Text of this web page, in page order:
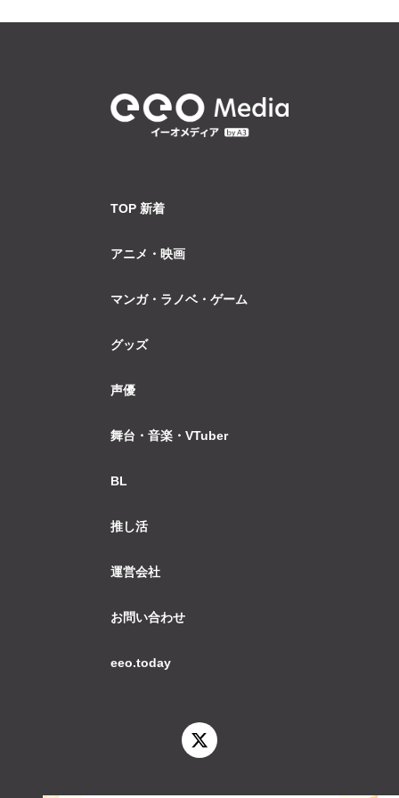
TOP 新着
アニメ・映画
マンガ・ラノベ・ゲーム
グッズ
声優
舞台・音楽・VTuber
BL
推し活
運営会社
お問い合わせ
eeo.today